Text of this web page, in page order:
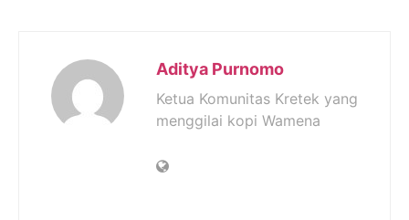
Aditya Purnomo
Ketua Komunitas Kretek yang
menggilai kopi Wamena